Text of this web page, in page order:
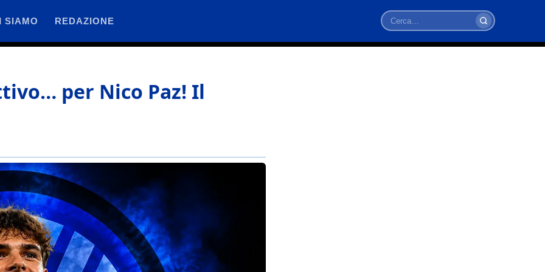
SIAMO REDAZIONE
Cerca
per Nico Paz! Il